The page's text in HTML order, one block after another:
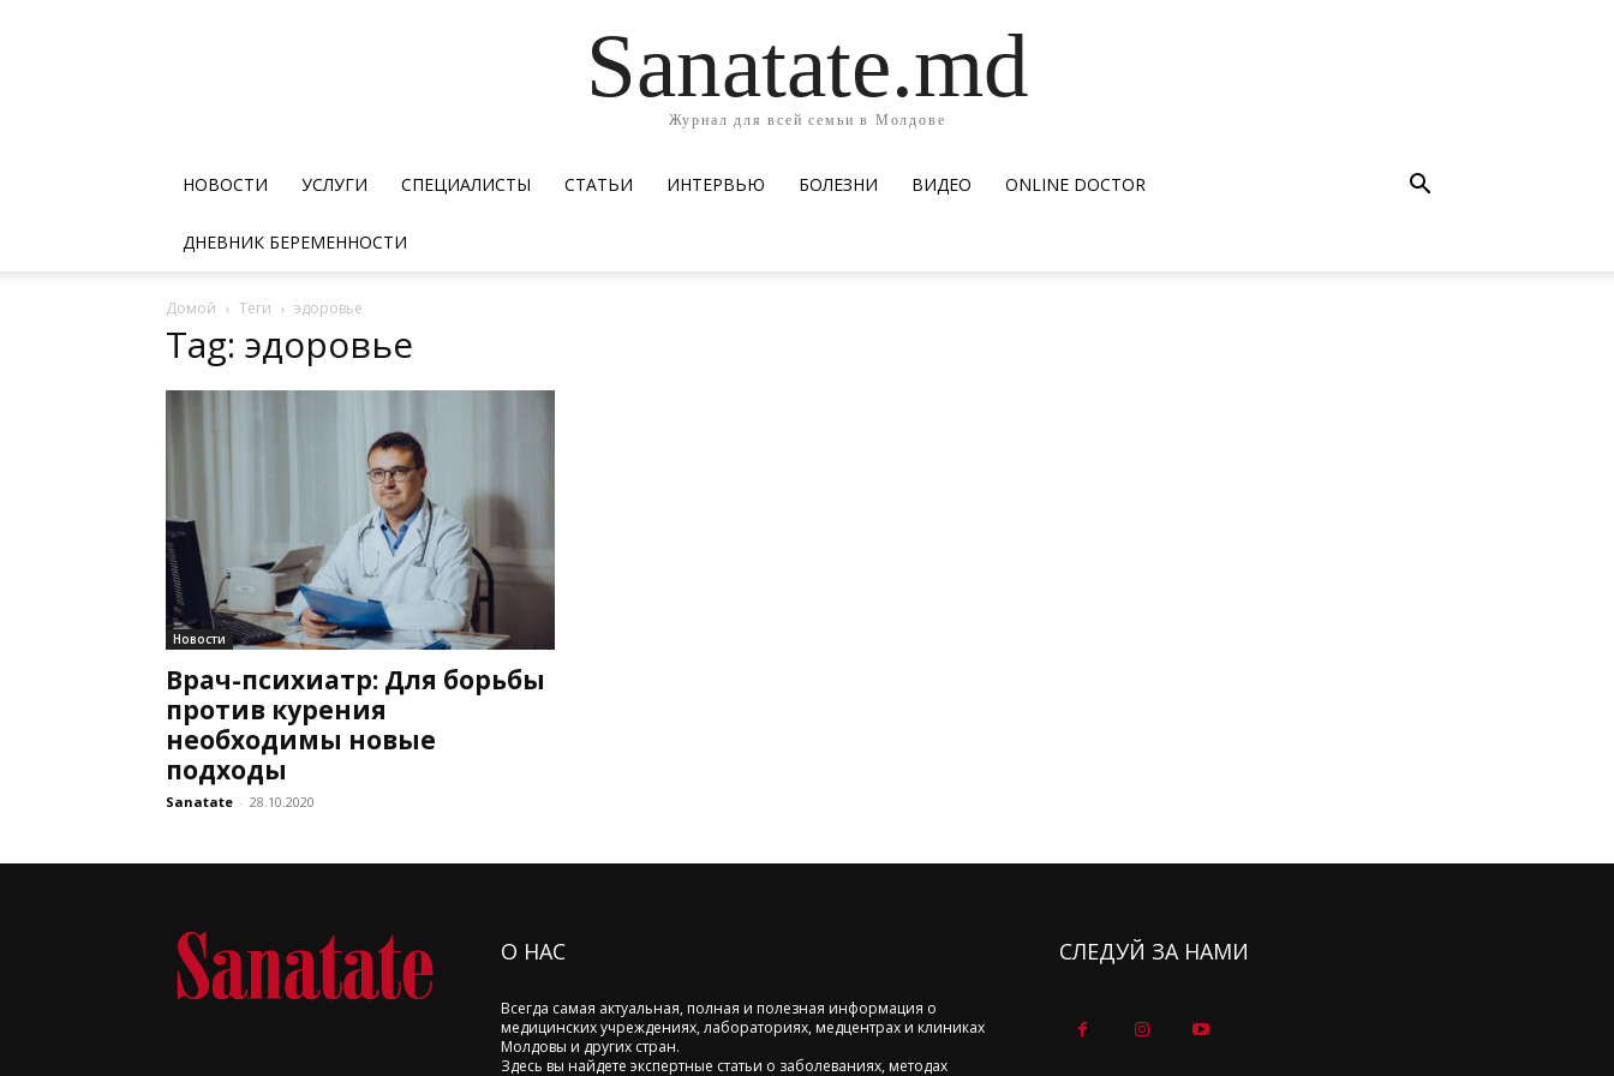
Sanatate.md
Журнал для всей семьи в Молдове
НОВОСТИ УСЛУГИ СПЕЦИАЛИСТЫ СТАТЬИ ИНТЕРВЬЮ БОЛЕЗНИ ВИДЕО ОNLINE DOCTOR
ДНЕВНИК БЕРЕМЕННОСТИ
Домой Теги эдоровье
Tag: эдоровье
Новости
Врач-психиатр: Для борьбы
против курения
необходимы новые
подходы
Sanatate - 28.10.2020
О НАС
Всегда самая актуальная, полная и полезная информация о
медицинских учреждениях, лабораториях, медцентрах и клиниках
Молдовы и других стран.
Здесь вы найдете экспертные статьи о заболеваниях, методах
СЛЕДУЙ ЗА НАМИ